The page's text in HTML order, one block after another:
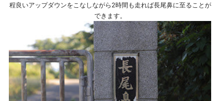
程良いアップダウンをこなしながら2時間も走れば長尾鼻に至ることが
できます。